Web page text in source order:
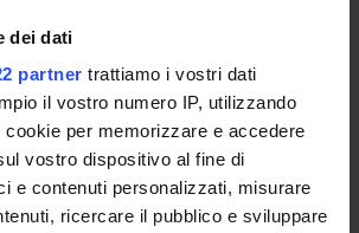
dei dati
partner trattiamo i vostri dati
il vostro numero IP, utilizzando
per memorizzare e accedere
vostro dispositivo al fine di
e contenuti personalizzati, misurare
ricercare il pubblico e sviluppare
entrata. Frequenze condizionate.
associazione. Indici di associazione.
Correlazione. La regressione
dei minimi quadrati. Valutazione del
e Stima. L’errore di campionamento.
della stima. Il problema della